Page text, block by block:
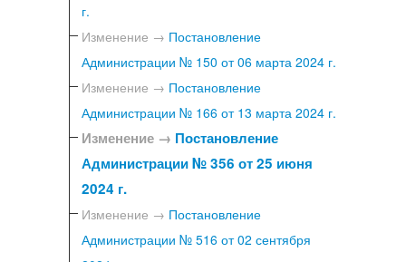
г.
Изменение → Постановление
Администрации № 150 от 06 марта 2024 г.
Изменение → Постановление
Администрации № 166 от 13 марта 2024 г.
Изменение → Постановление
Администрации № 356 от 25 июня
2024 г.
Изменение → Постановление
Администрации № 516 от 02 сентября